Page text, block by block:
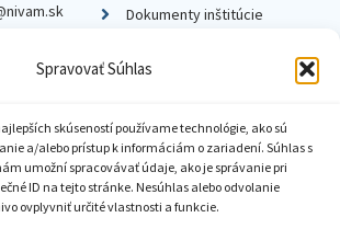
Spravovať Súhlas
skúseností používame technológie, ako sú
a/alebo prístup k informáciám o zariadení. Súhlas s
umožní spracovávať údaje, ako je správanie pri
ID na tejto stránke. Nesúhlas alebo odvolanie
ovplyvniť určité vlastnosti a funkcie.
Dokumenty inštitúcie
Zásady ochrany súkromia